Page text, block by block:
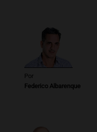
Por
Federico Albarenque